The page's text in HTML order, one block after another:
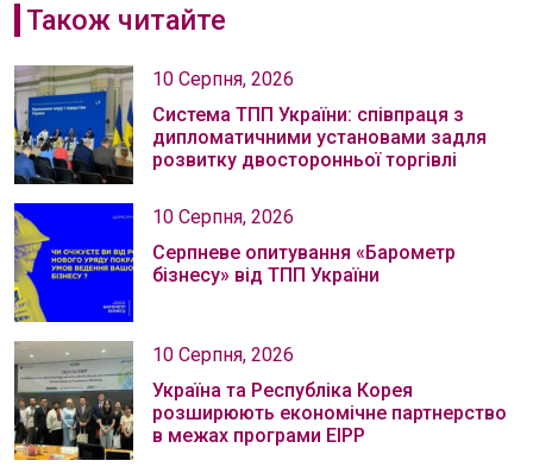
Також читайте
10 Серпня, 2026
Система ТПП України: співпраця з
дипломатичними установами задля
розвитку двосторонньої торгівлі
10 Серпня, 2026
Серпневе опитування «Барометр
бізнесу» від ТПП України
10 Серпня, 2026
Україна та Республіка Корея
розширюють економічне партнерство
в межах програми EIPP